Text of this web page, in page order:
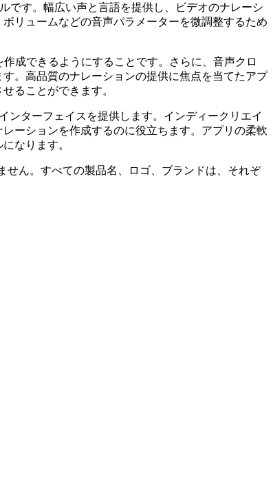
です。幅広い声と言語を提供し、ビデオのナレーシ
リュームなどの音声パラメーターを微調整するため
成できるようにすることです。さらに、音声クロ
。高品質のナレーションの提供に焦点を当てたアプ
ることができます。
ンターフェイスを提供します。インディークリエイ
ーションを作成するのに役立ちます。アプリの柔軟
なります。
せん。すべての製品名、ロゴ、ブランドは、それぞ